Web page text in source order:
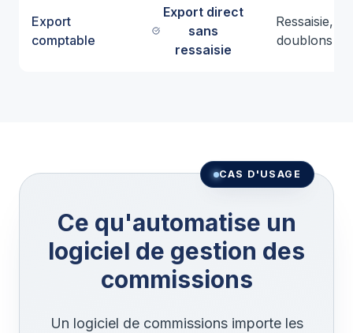
Export
comptable
Export direct
sans
ressaisie
Ressaisie,
doublons
CAS D'USAGE
Ce qu'automatise un
logiciel de gestion des
commissions
Un logiciel de commissions importe les